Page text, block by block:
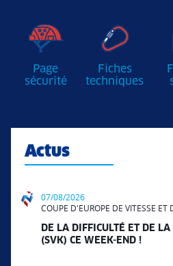
Page
sécurité
Fiches
techniques
Actus
07/08/2026
COUPE D'EUROPE DE VITESSE ET
DE LA DIFFICULTÉ ET DE
(SVK) CE WEEK-END !